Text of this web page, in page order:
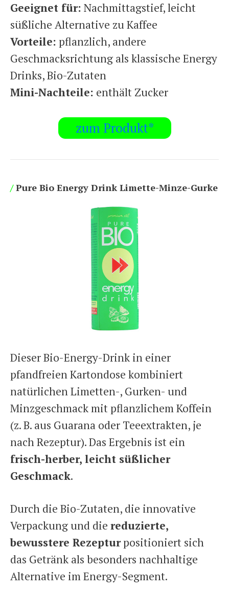
Geeignet für: Nachmittagstief, leicht
süßliche Alternative zu Kaffee
Vorteile: pflanzlich, andere
Geschmacksrichtung als klassische Energy
Drinks, Bio-Zutaten
Mini-Nachteile: enthält Zucker
zum Produkt*
/Pure Bio Energy Drink Limette-Minze-Gurke
Dieser Bio-Energy-Drink in einer
pfandfreien Kartondose kombiniert
natürlichen Limetten-, Gurken- und
Minzgeschmack mit pflanzlichem Koffein
(z. B. aus Guarana oder Teeextrakten, je
nach Rezeptur). Das Ergebnis ist ein
frisch-herber, leicht süßlicher
Geschmack.
Durch die Bio-Zutaten, die innovative
Verpackung und die reduzierte,
bewusstere Rezepturpositioniert sich
das Getränk als besonders nachhaltige
Alternative im Energy-Segment.